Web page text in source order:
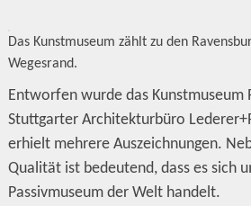
Das Kunstmuseum zählt zu den
Wegesrand.
Entworfen wurde das Kunstmuseum
Stuttgarter Architekturbüro
erhielt mehrere Auszeichnungen.
Qualität ist bedeutend, dass es sich
Passivmuseum der Welt handelt.